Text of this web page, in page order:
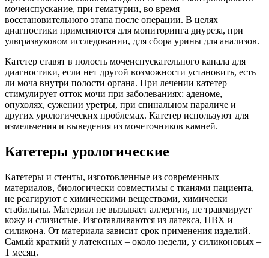
мочеиспускание, при гематурии, во время
восстановительного этапа после операции. В целях
диагностики применяются для мониторинга диуреза, при
ультразвуковом исследовании, для сбора урины для анализов.
Катетер ставят в полость мочеиспускательного канала для
диагностики, если нет другой возможности установить, есть
ли моча внутри полости органа. При лечении катетер
стимулирует отток мочи при заболеваниях: аденоме,
опухолях, сужении уретры, при спинальном параличе и
других урологических проблемах. Катетер используют для
измельчения и выведения из мочеточников камней.
Катетеры урологические
Катетеры и стенты, изготовленные из современных
материалов, биологически совместимы с тканями пациента,
не реагируют с химическими веществами, химически
стабильны. Материал не вызывает аллергии, не травмирует
кожу и слизистые. Изготавливаются из латекса, ПВХ и
силикона. От материала зависит срок применения изделий.
Самый краткий у латексных – около недели, у силиконовых –
1 месяц.